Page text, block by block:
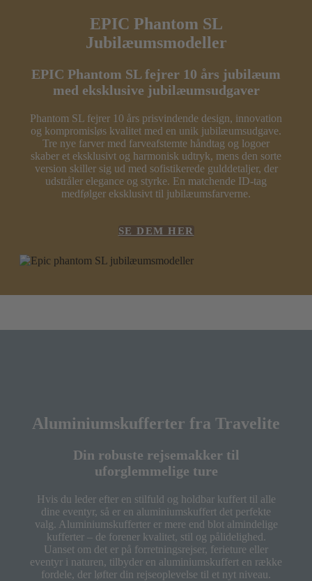
EPIC Phantom SL
Jubilæumsmodeller
EPIC Phantom SL fejrer 10 års jubilæum
med eksklusive jubilæumsudgaver
Phantom SL fejrer 10 års prisvindende design, innovation
og kompromisløs kvalitet med en unik jubilæumsudgave.
Tre nye farver med farveafstemte håndtag og logoer
skaber et eksklusivt og harmonisk udtryk, mens den sorte
version skiller sig ud med sofistikerede gulddetaljer, der
udstråler elegance og styrke. En matchende ID-tag
medfølger eksklusivt til jubilæumsfarverne.
SE DEM HER
Aluminiumskufferter fra Travelite
Din robuste rejsemakker til
uforglemmelige ture
Hvis du leder efter en stilfuld og holdbar kuffert til alle
dine eventyr, så er en aluminiumskuffert det perfekte
valg. Aluminiumskufferter er mere end blot almindelige
kufferter – de forener kvalitet, stil og pålidelighed.
Uanset om det er på forretningsrejser, ferieture eller
eventyr i naturen, tilbyder en aluminiumskuffert en række
fordele, der løfter din rejseoplevelse til et nyt niveau.